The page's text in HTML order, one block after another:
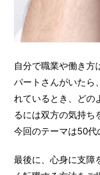
自分で職業や働き
パートさんがいたら
れているとき、どの
るには双方の気持ち
今回のテーマは50代
最後に、心身に支障